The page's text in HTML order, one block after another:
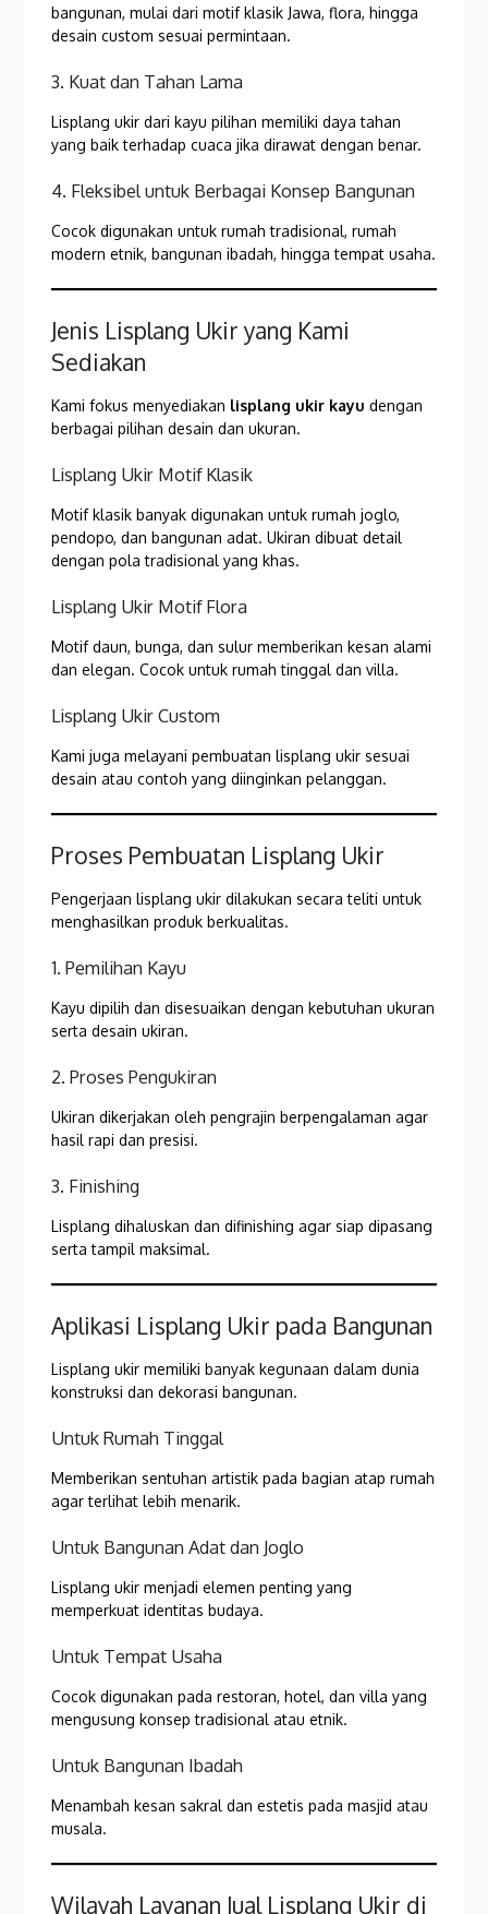
bangunan, mulai dari motif klasik Jawa, flora, hingga
desain custom sesuai permintaan.
3. Kuat dan Tahan Lama
Lisplang ukir dari kayu pilihan memiliki daya tahan
yang baik terhadap cuaca jika dirawat dengan benar.
4. Fleksibel untuk Berbagai Konsep Bangunan
Cocok digunakan untuk rumah tradisional, rumah
modern etnik, bangunan ibadah, hingga tempat usaha.
Jenis Lisplang Ukir yang Kami
Sediakan
Kami fokus menyediakan lisplang ukir kayu dengan
berbagai pilihan desain dan ukuran.
Lisplang Ukir Motif Klasik
Motif klasik banyak digunakan untuk rumah joglo,
pendopo, dan bangunan adat. Ukiran dibuat detail
dengan pola tradisional yang khas.
Lisplang Ukir Motif Flora
Motif daun, bunga, dan sulur memberikan kesan alami
dan elegan. Cocok untuk rumah tinggal dan villa.
Lisplang Ukir Custom
Kami juga melayani pembuatan lisplang ukir sesuai
desain atau contoh yang diinginkan pelanggan.
Proses Pembuatan Lisplang Ukir
Pengerjaan lisplang ukir dilakukan secara teliti untuk
menghasilkan produk berkualitas.
1. Pemilihan Kayu
Kayu dipilih dan disesuaikan dengan kebutuhan ukuran
serta desain ukiran.
2. Proses Pengukiran
Ukiran dikerjakan oleh pengrajin berpengalaman agar
hasil rapi dan presisi.
3. Finishing
Lisplang dihaluskan dan difinishing agar siap dipasang
serta tampil maksimal.
Aplikasi Lisplang Ukir pada Bangunan
Lisplang ukir memiliki banyak kegunaan dalam dunia
konstruksi dan dekorasi bangunan.
Untuk Rumah Tinggal
Memberikan sentuhan artistik pada bagian atap rumah
agar terlihat lebih menarik.
Untuk Bangunan Adat dan Joglo
Lisplang ukir menjadi elemen penting yang
memperkuat identitas budaya.
Untuk Tempat Usaha
Cocok digunakan pada restoran, hotel, dan villa yang
mengusung konsep tradisional atau etnik.
Untuk Bangunan Ibadah
Menambah kesan sakral dan estetis pada masjid atau
musala.
Wilayah Layanan Jual Lisplang Ukir di